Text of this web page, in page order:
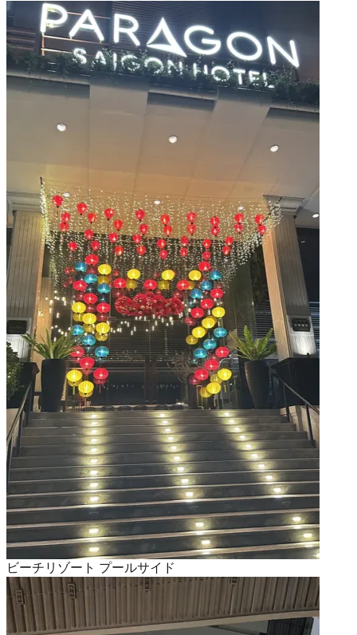
ビーチリゾート プールサイド